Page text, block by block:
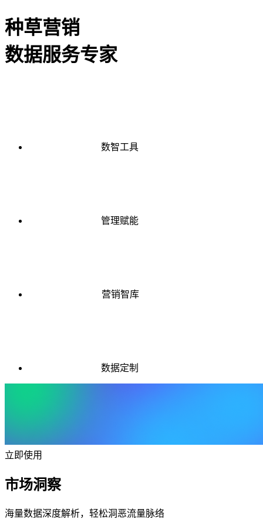
种草营销
数据服务专家
数智工具
管理赋能
营销智库
数据定制
立即使用
市场洞察
海量数据深度解析，轻松洞恶流量脉络